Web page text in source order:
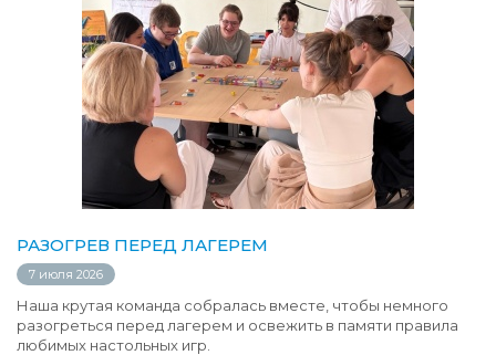
РАЗОГРЕВ ПЕРЕД ЛАГЕРЕМ
7 июля 2026
Наша крутая команда собралась вместе, чтобы немного
разогреться перед лагерем и освежить в памяти правила
любимых настольных игр.